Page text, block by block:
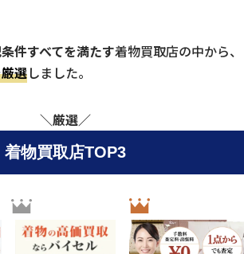
件すべてを満たす着物買取店の中から、
選しました。
＼厳選／
着物買取店TOP3